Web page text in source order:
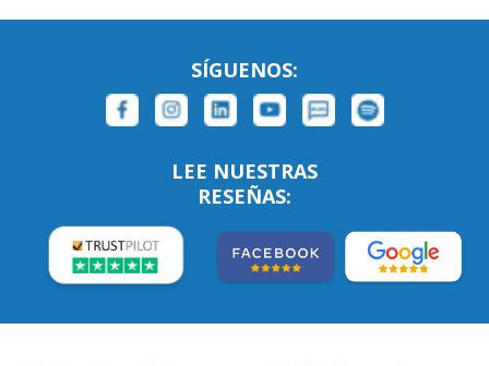
SÍGUENOS:
LEE NUESTRAS
RESEÑAS: